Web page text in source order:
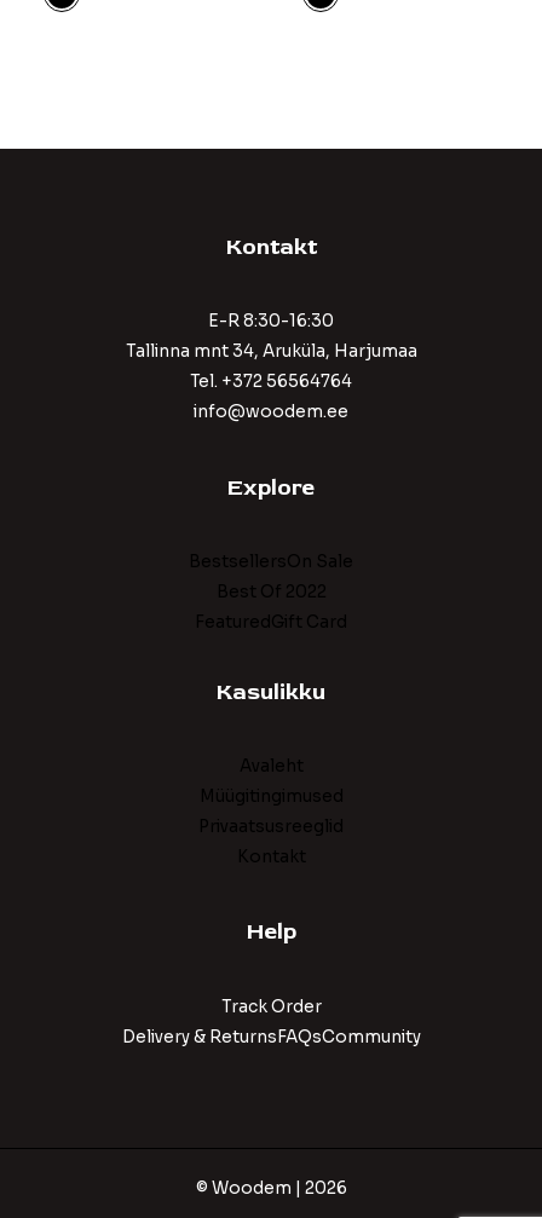
Kontakt
E-R 8:30-16:30
Tallinna mnt 34, Aruküla, Harjumaa
Tel. +372 56564764
info@woodem.ee
Explore
BestsellersOn Sale
Best Of 2022
FeaturedGift Card
Kasulikku
Avaleht
Müügitingimused
Privaatsusreeglid
Kontakt
Help
Track Order
Delivery & ReturnsFAQsCommunity
© Woodem | 2026